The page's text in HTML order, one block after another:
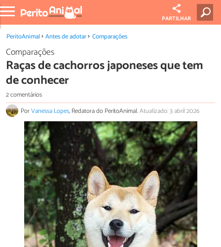
PARTILHAR
PeritoAnimal Antes de adotar Comparações
Comparações
Raças de cachorros japoneses que tem
de conhecer
2 comentários
PorVanessa Lopes, Redatora do PeritoAnimal.Atualizado: 3 abril 2026